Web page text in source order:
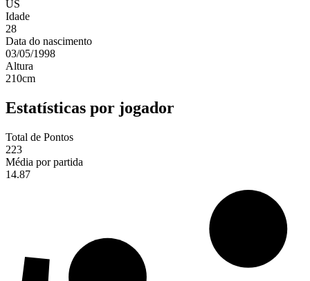
US
Idade
28
Data do nascimento
03/05/1998
Altura
210cm
Estatísticas por jogador
Total de Pontos
223
Média por partida
14.87